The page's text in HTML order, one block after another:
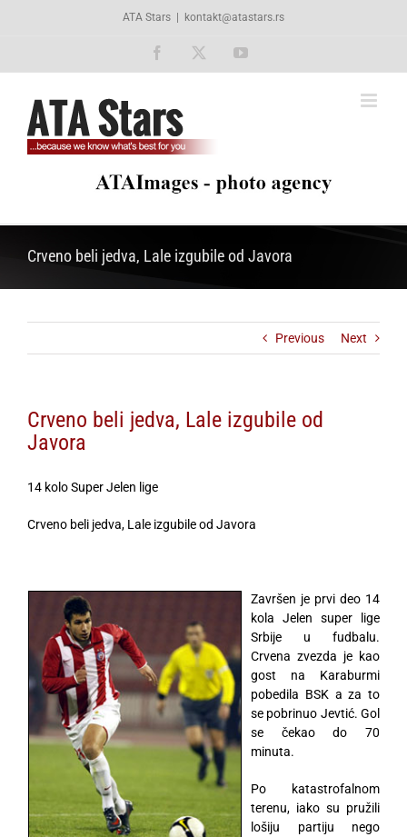
ATA Stars kontakt@atastars.rs
Facebook YouTube
Crveno beli jedva, Lale izgubile od Javora
Previous Next
Crveno beli jedva, Lale izgubile od
Javora
14 kolo Super Jelen lige
Crveno beli jedva, Lale izgubile od Javora
Završen je prvi deo 14
kola Jelen super lige
Srbije u fudbalu.
Crvena zvezda je kao
gost na Karaburmi
pobedila BSK a za to
se pobrinuo Jevtić. Gol
se čekao do 70
minuta.
Po katastrofalnom
terenu, iako su pružili
lošiju partiju nego